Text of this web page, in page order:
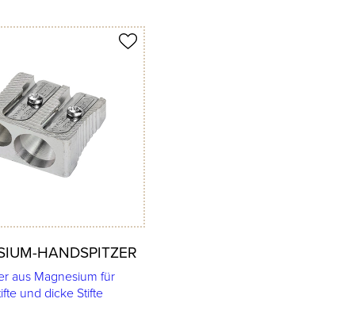
HANDSPITZER
aus Magnesium für
und dicke Stifte